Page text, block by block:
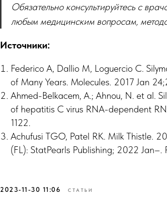
Обязательно консультируйтесь с
любым медицинским вопросам,
Источники:
Federico A, Dallio M, Loguercio C.
of Many Years. Molecules. 2017 Jan
Ahmed-Belkacem, A.; Ahnou, N. et al.
of hepatitis C virus RNA-dependent
1122.
Achufusi TGO, Patel RK. Milk Thistle.
(FL): StatPearls Publishing; 2022 Jan–.
2023-11-30 11:06 СТАТЬИ